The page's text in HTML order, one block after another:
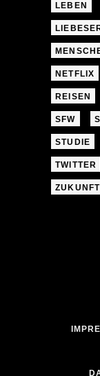
LEBEN
NETFLIX
REISEN
SFW
STUDIE
TWITTER
ZUKUNFT